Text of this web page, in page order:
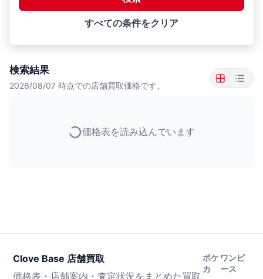
すべての条件をクリア
検索結果
2026/08/07 時点での店舗買取価格です。
価格表を読み込んでいます
Clove Base 店舗買取
価格表・店舗案内・査定状況をまとめた買取
ポケ
カ
ワンピ
ース